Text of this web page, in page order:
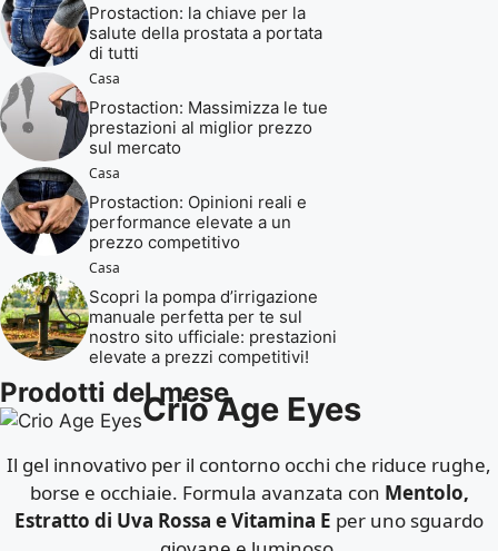
Prostaction: la chiave per la
salute della prostata a portata
di tutti
Casa
Prostaction: Massimizza le tue
prestazioni al miglior prezzo
sul mercato
Casa
Prostaction: Opinioni reali e
performance elevate a un
prezzo competitivo
Casa
Scopri la pompa d’irrigazione
manuale perfetta per te sul
nostro sito ufficiale: prestazioni
elevate a prezzi competitivi!
Prodotti del meseCrio Age Eyes
Il gel innovativo per il contorno occhi che riduce rughe,
borse e occhiaie. Formula avanzata con Mentolo,
Estratto di Uva Rossa e Vitamina E per uno sguardo